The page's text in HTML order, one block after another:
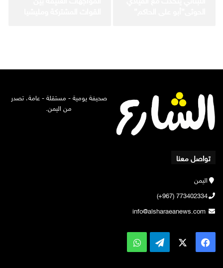
صحيفة يومية - مستقلة - عامة، تصدر
من اليمن.
تواصل معنا
اليمن
773402334 (967+)
info@alsharaeanews.com
فيسبوك تيلقرامواتساب